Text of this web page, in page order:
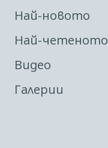
Най-новото
Най-четеното
Видео
Галерии